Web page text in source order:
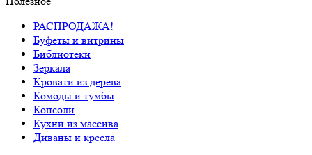
РАСПРОДАЖА!
Буфеты и витрины
Библиотеки
Зеркала
Кровати из дерева
Комоды и тумбы
Консоли
Кухни из массива
Диваны и кресла